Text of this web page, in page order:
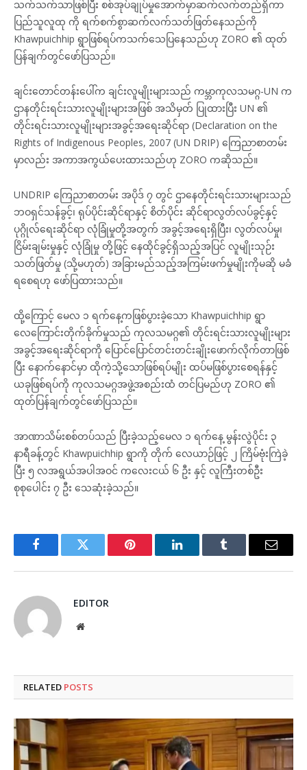
သက်သက်သာဖြစ်ပြီး စစ်အုပ်ချုပ်မှုအောက်မှာဆက်လက်တည်ရှိကာ
ပြည်သူလူထု ကို ရက်စက်စွာဆက်လက်သတ်ဖြတ်နေသည်ကို
Khawpuichhip ရွာဖြစ်ရပ်ကသက်သေပြနေသည်ဟု ZORO ၏ ထုတ်
ပြန်ချက်တွင်ဖော်ပြသည်။
ချင်းတောင်တန်းပေါ်က ချင်းလူမျိုးများသည် ကမ္ဘာကုလသမဂ္ဂ-UN က
ဌာနတိုင်းရင်းသားလူမျိုးများအဖြစ် အသိမှတ် ပြုထားပြီး UN ၏
တိုင်းရင်းသားလူမျိုးများအခွင့်အရေးဆိုင်ရာ (Declaration on the
Rights of Indigenous Peoples, 2007 (UN DRIP) ကြေညာစာတမ်း
မှာလည်း အကာအကွယ်ပေးထားသည်ဟု ZORO ကဆိုသည်။
UNDRIP ကြေညာစာတမ်း အပိုဒ် ၇ တွင် ဌာနေတိုင်းရင်းသားများသည်
ဘဝရှင်သန်ခွင့်၊ ရုပ်ပိုင်းဆိုင်ရာနှင့် စိတ်ပိုင်း ဆိုင်ရာလွတ်လပ်ခွင့်နှင့်
ပုဂ္ဂိုလ်ရေးဆိုင်ရာ လုံခြုံမှုတို့အတွက် အခွင့်အရေးရှိပြီး၊ လွတ်လပ်မှု၊
ငြိမ်းချမ်းမှုနှင့် လုံခြုံမှု တို့ဖြင့် နေထိုင်ခွင့်ရှိသည့်အပြင် လူမျိုးသုဉ်း
သတ်ဖြတ်မှု (သို့မဟုတ်) အခြားမည်သည့်အကြမ်းဖက်မှုမျိုးကိုမဆို မခံ
ရစေရဟု ဖော်ပြထားသည်။
ထို့ကြောင့် မေလ ၁ ရက်နေ့ကဖြစ်ပွားခဲ့သော Khawpuichhip ရွာ
လေကြောင်းတိုက်ခိုက်မှုသည် ကုလသမဂ္ဂ၏ တိုင်းရင်းသားလူမျိုးများ
အခွင့်အရေးဆိုင်ရာကို ပြောင်ပြောင်တင်းတင်းချိုးဖောက်လိုက်တာဖြစ်
ပြီး နောက်နောင်မှာ ထိုကဲ့သို့သောဖြစ်ရပ်မျိုး ထပ်မဖြစ်ပွားစေရန်နှင့်
ယခုဖြစ်ရပ်ကို ကုလသမဂ္ဂအဖွဲ့အစည်းထံ တင်ပြမည်ဟု ZORO ၏
ထုတ်ပြန်ချက်တွင်ဖော်ပြသည်။
အာဏာသိမ်းစစ်တပ်သည် ပြီးခဲ့သည့်မေလ ၁ ရက်နေ့ မွန်းလွဲပိုင်း ၃
နာရီခန့်တွင် Khawpuichhip ရွာကို တိုက် လေယာဉ်ဖြင့် ၂ ကြိမ်ဗုံးကြဲခဲ့
ပြီး ၅ လအရွယ်အပါအဝင် ကလေးငယ် ၆ ဦး နှင့် လူကြီးတစ်ဦး
စုစုပေါင်း ၇ ဦး သေဆုံးခဲ့သည်။
FacebookTwitter Pinterest LinkedInTumblr Email
EDITOR
Website
RELATED POSTS